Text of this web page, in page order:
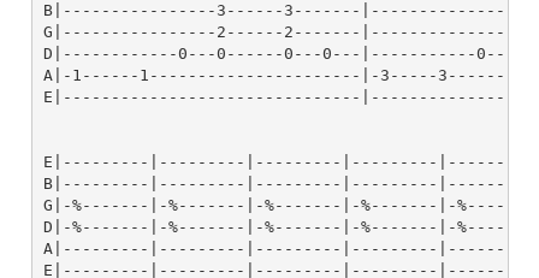
B|----------------3------3-------
G|----------------2------2-------
D|------------0---0------0---0---|-----------
A|-1------1----------------------|-3-----3--------
E|-------------------------------
E|---------|---------|---------|---------
B|---------|---------|---------|---------
G|-%-------|-%-------|-%-------|-%-------|-
D|-%-------|-%-------|-%-------|-%-------|-
A|---------|---------|---------|---------|---------
E|---------|---------|---------|---------